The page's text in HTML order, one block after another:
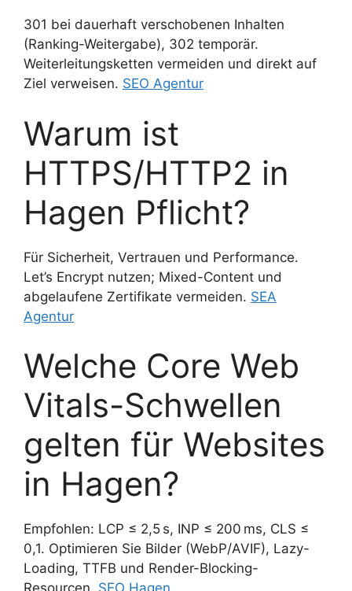
301 bei dauerhaft verschobenen Inhalten
(Ranking-Weitergabe), 302 temporär.
Weiterleitungsketten vermeiden und direkt auf
Ziel verweisen. SEO Agentur
Warum ist
HTTPS/HTTP2 in
Hagen Pflicht?
Für Sicherheit, Vertrauen und Performance.
Let’s Encrypt nutzen; Mixed-Content und
abgelaufene Zertifikate vermeiden. SEA
Agentur
Welche Core Web
Vitals-Schwellen
gelten für Websites
in Hagen?
Empfohlen: LCP ≤ 2,5 s, INP ≤ 200 ms, CLS ≤
0,1. Optimieren Sie Bilder (WebP/AVIF), Lazy-
Loading, TTFB und Render-Blocking-
Resourcen. SEO Hagen